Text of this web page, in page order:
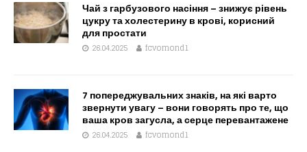
Чай з гарбузового насіння – знижує рівень
цукру та холестерину в крові, корисний
для простати
26.04.2025 fcvomond1
7 попереджувальних знаків, на які варто
звернути увагу – вони говорять про те, що
ваша кров загусла, а серце перевантажене
26.04.2025 fcvomond1